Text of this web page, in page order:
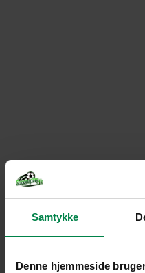
Samtykke
Denne hjemmeside